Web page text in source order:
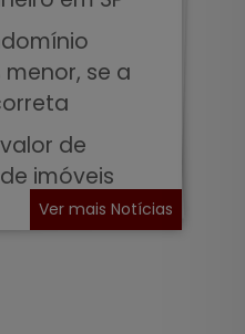
menor, se a
de
imóveis
Ver mais Notícias